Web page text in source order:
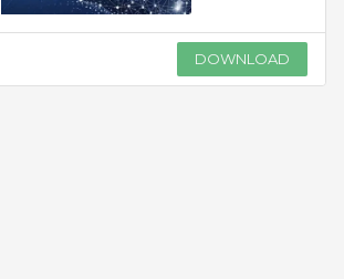
DOWNLOAD